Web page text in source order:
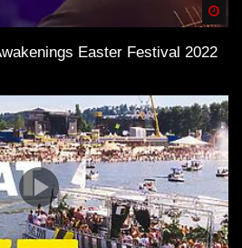
Easter Festival 2022